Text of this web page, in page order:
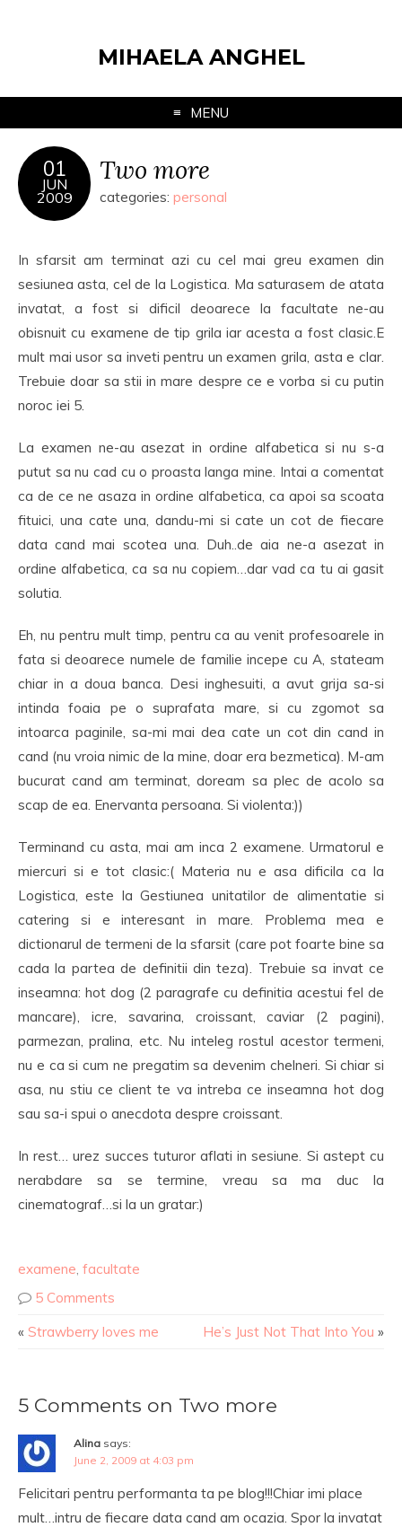
MIHAELA ANGHEL
MENU
01
JUN
2009
Two more
categories: personal
In sfarsit am terminat azi cu cel mai greu examen din
sesiunea asta, cel de la Logistica. Ma saturasem de atata
invatat, a fost si dificil deoarece la facultate ne-au
obisnuit cu examene de tip grila iar acesta a fost clasic.E
mult mai usor sa inveti pentru un examen grila, asta e clar.
Trebuie doar sa stii in mare despre ce e vorba si cu putin
noroc iei 5.
La examen ne-au asezat in ordine alfabetica si nu s-a
putut sa nu cad cu o proasta langa mine. Intai a comentat
ca de ce ne asaza in ordine alfabetica, ca apoi sa scoata
fituici, una cate una, dandu-mi si cate un cot de fiecare
data cand mai scotea una. Duh..de aia ne-a asezat in
ordine alfabetica, ca sa nu copiem…dar vad ca tu ai gasit
solutia.
Eh, nu pentru mult timp, pentru ca au venit profesoarele in
fata si deoarece numele de familie incepe cu A, stateam
chiar in a doua banca. Desi inghesuiti, a avut grija sa-si
intinda foaia pe o suprafata mare, si cu zgomot sa
intoarca paginile, sa-mi mai dea cate un cot din cand in
cand (nu vroia nimic de la mine, doar era bezmetica). M-am
bucurat cand am terminat, doream sa plec de acolo sa
scap de ea. Enervanta persoana. Si violenta:))
Terminand cu asta, mai am inca 2 examene. Urmatorul e
miercuri si e tot clasic:( Materia nu e asa dificila ca la
Logistica, este la Gestiunea unitatilor de alimentatie si
catering si e interesant in mare. Problema mea e
dictionarul de termeni de la sfarsit (care pot foarte bine sa
cada la partea de definitii din teza). Trebuie sa invat ce
inseamna: hot dog (2 paragrafe cu definitia acestui fel de
mancare), icre, savarina, croissant, caviar (2 pagini),
parmezan, pralina, etc. Nu inteleg rostul acestor termeni,
nu e ca si cum ne pregatim sa devenim chelneri. Si chiar si
asa, nu stiu ce client te va intreba ce inseamna hot dog
sau sa-i spui o anecdota despre croissant.
In rest… urez succes tuturor aflati in sesiune. Si astept cu
nerabdare sa se termine, vreau sa ma duc la
cinematograf…si la un gratar:)
examene, facultate
5 Comments
« Strawberry loves me He’s Just Not That Into You »
5 Comments on Two more
Alina says:
June 2, 2009 at 4:03 pm
Felicitari pentru performanta ta pe blog!!!Chiar imi place
mult…intru de fiecare data cand am ocazia. Spor la invatat